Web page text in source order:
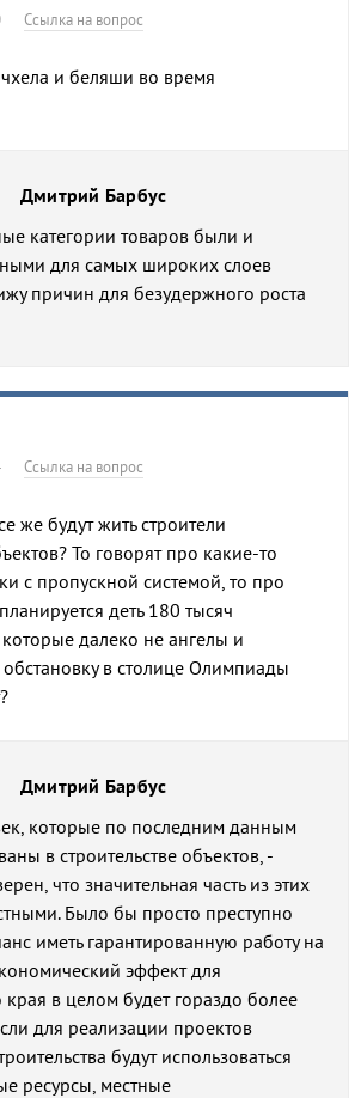
Ссылка на вопрос
и беляши во время
Дмитрий Барбус
категории товаров были и
для самых широких слоев
причин для безудержного роста
Ссылка на вопрос
же будут жить строители
То говорят про какие-то
с пропускной системой, то про
деть 180 тысяч
которые далеко не ангелы и
в столице Олимпиады
Дмитрий Барбус
которые по последним данным
в строительстве объектов, -
что значительная часть из этих
Было бы просто преступно
иметь гарантированную работу на
эффект для
в целом будет гораздо более
для реализации проектов
будут использоваться
ресурсы, местные